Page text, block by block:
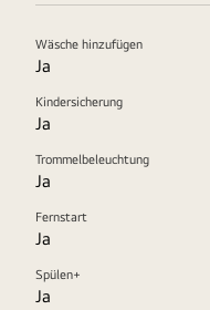
Wäsche hinzufügen
Ja
Kindersicherung
Ja
Trommelbeleuchtung
Ja
Fernstart
Ja
Spülen+
Ja